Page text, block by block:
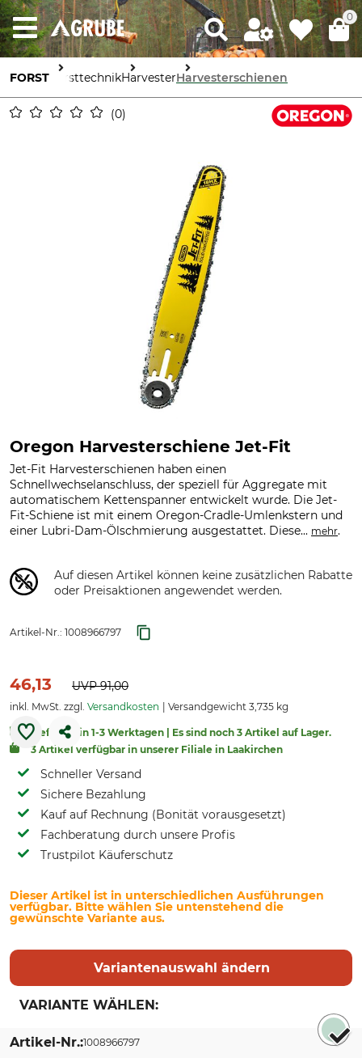
0
FORST ForsttechnikHarvesterHarvesterschienen
0
Oregon Harvesterschiene Jet-Fit
Jet-Fit Harvesterschienen haben einen
Schnellwechselanschluss, der speziell für Aggregate mit
automatischem Kettenspanner entwickelt wurde. Die Jet-
Fit-Schiene ist mit einem Oregon-Cradle-Umlenkstern und
einer Lubri-Dam-Ölschmierung ausgestattet. Diese... mehr.
Auf diesen Artikel können keine zusätzlichen Rabatte
oder Preisaktionen angewendet werden.
Artikel-Nr.: 1008966797
46,13 UVP91,00
inkl. MwSt. zzgl. Versandkosten Versandgewicht 3,735 kg
Lieferbar in 1-3 Werktagen | Es sind noch 3 Artikel auf Lager.
3 Artikel verfügbar in unserer Filiale in Laakirchen
Schneller Versand
Sichere Bezahlung
Kauf auf Rechnung (Bonität vorausgesetzt)
Fachberatung durch unsere Profis
Trustpilot Käuferschutz
Dieser Artikel ist in unterschiedlichen Ausführungen
verfügbar. Bitte wählen Sie untenstehend die
gewünschte Variante aus.
Variantenauswahl ändern
VARIANTE WÄHLEN:
Sort by
Artikel-Nr. 1008966797